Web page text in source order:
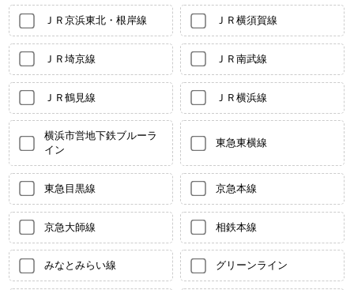
ＪＲ京浜東北・根岸線 ＪＲ横須賀線
ＪＲ埼京線 ＪＲ南武線
ＪＲ鶴見線 ＪＲ横浜線
横浜市営地下鉄ブルーラ
イン
東急東横線
東急目黒線 京急本線
京急大師線 相鉄本線
みなとみらい線 グリーンライン